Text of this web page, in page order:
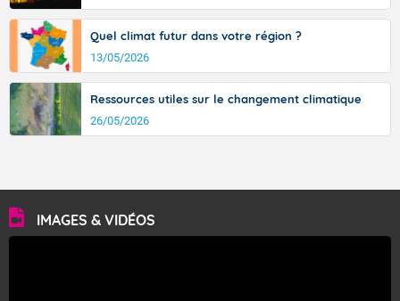
Quel climat futur dans votre région ?
13/05/2026
Ressources utiles sur le changement climatique
26/05/2026
IMAGES & VIDÉOS